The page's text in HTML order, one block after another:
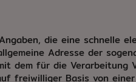
die eine schnelle
Adresse der
dem für die Verarbeitung
freiwilliger Basis von